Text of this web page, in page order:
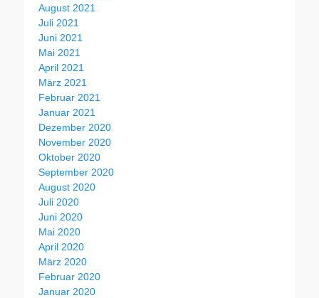
August 2021
Juli 2021
Juni 2021
Mai 2021
April 2021
März 2021
Februar 2021
Januar 2021
Dezember 2020
November 2020
Oktober 2020
September 2020
August 2020
Juli 2020
Juni 2020
Mai 2020
April 2020
März 2020
Februar 2020
Januar 2020